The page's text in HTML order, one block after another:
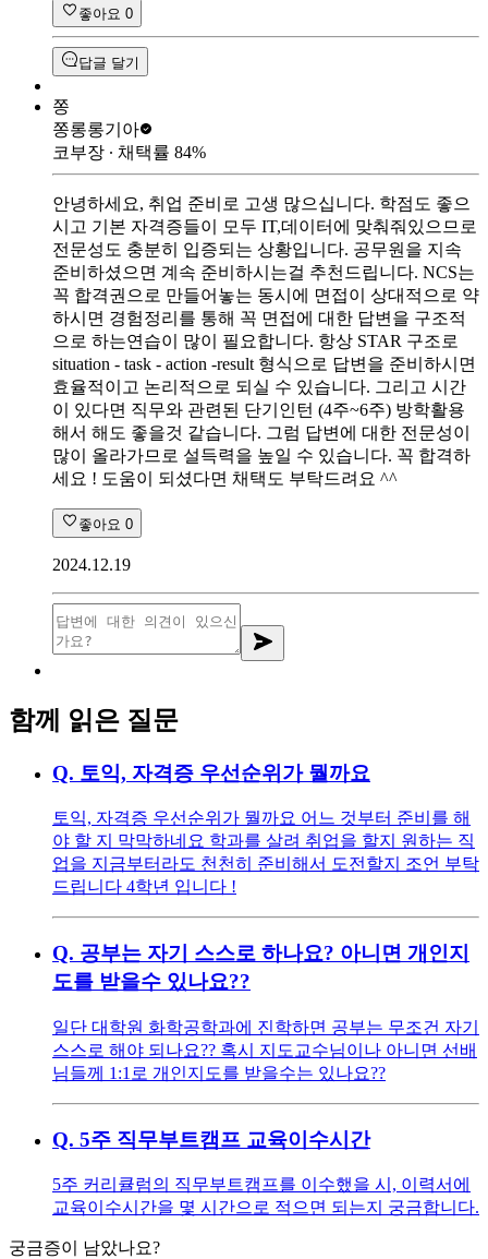
좋아요 0
답글 달기
쫑
쫑롱롱기아
코부장 ∙ 채택률 84%
안녕하세요, 취업 준비로 고생 많으십니다. 학점도 좋으
시고 기본 자격증들이 모두 IT,데이터에 맞춰줘있으므로
전문성도 충분히 입증되는 상황입니다. 공무원을 지속
준비하셨으면 계속 준비하시는걸 추천드립니다. NCS는
꼭 합격권으로 만들어놓는 동시에 면접이 상대적으로 약
하시면 경험정리를 통해 꼭 면접에 대한 답변을 구조적
으로 하는연습이 많이 필요합니다. 항상 STAR 구조로
situation - task - action -result 형식으로 답변을 준비하시면
효율적이고 논리적으로 되실 수 있습니다. 그리고 시간
이 있다면 직무와 관련된 단기인턴 (4주~6주) 방학활용
해서 해도 좋을것 같습니다. 그럼 답변에 대한 전문성이
많이 올라가므로 설득력을 높일 수 있습니다. 꼭 합격하
세요 ! 도움이 되셨다면 채택도 부탁드려요 ^^
좋아요 0
2024.12.19
함께 읽은 질문
Q. 토익, 자격증 우선순위가 뭘까요
토익, 자격증 우선순위가 뭘까요 어느 것부터 준비를 해
야 할 지 막막하네요 학과를 살려 취업을 할지 원하는 직
업을 지금부터라도 천천히 준비해서 도전할지 조언 부탁
드립니다 4학년 입니다 !
Q. 공부는 자기 스스로 하나요? 아니면 개인지
도를 받을수 있나요??
일단 대학원 화학공학과에 진학하면 공부는 무조건 자기
스스로 해야 되나요?? 혹시 지도교수님이나 아니면 선배
님들께 1:1로 개인지도를 받을수는 있나요??
Q. 5주 직무부트캠프 교육이수시간
5주 커리큘럼의 직무부트캠프를 이수했을 시, 이력서에
교육이수시간을 몇 시간으로 적으면 되는지 궁금합니다.
궁금증이 남았나요?